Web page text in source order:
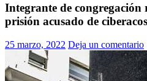
Integrante de congregación
prisión acusado de
25 marzo, 2022 Deja un comentario